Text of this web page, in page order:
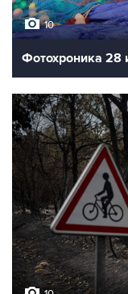
10
Фотохроника 28